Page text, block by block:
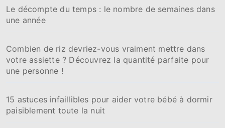
Le décompte du temps : le nombre de semaines dans
une année
Combien de riz devriez-vous vraiment mettre dans
votre assiette ? Découvrez la quantité parfaite pour
une personne !
15 astuces infaillibles pour aider votre bébé à dormir
paisiblement toute la nuit